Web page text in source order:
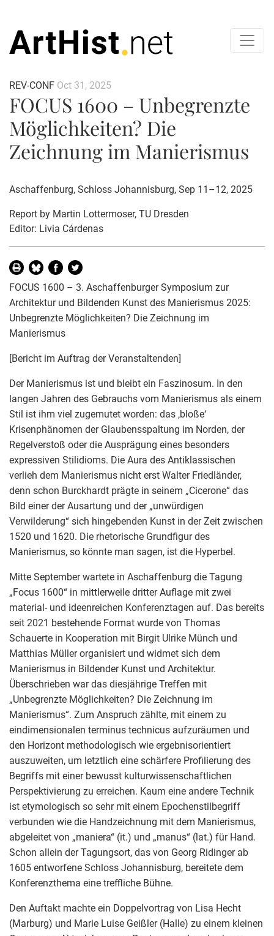
REV-CONF Oct 31, 2025
FOCUS 1600 – Unbegrenzte
Möglichkeiten? Die
Zeichnung im Manierismus
Aschaffenburg, Schloss Johannisburg, Sep 11–12, 2025
Report by Martin Lottermoser, TU Dresden
Editor: Livia Cárdenas
FOCUS 1600 – 3. Aschaffenburger Symposium zur
Architektur und Bildenden Kunst des Manierismus 2025:
Unbegrenzte Möglichkeiten? Die Zeichnung im
Manierismus
[Bericht im Auftrag der Veranstaltenden]
Der Manierismus ist und bleibt ein Faszinosum. In den
langen Jahren des Gebrauchs vom Manierismus als einem
Stil ist ihm viel zugemutet worden: das ‚bloße‘
Krisenphänomen der Glaubensspaltung im Norden, der
Regelverstoß oder die Ausprägung eines besonders
expressiven Stilidioms. Die Aura des Antiklassischen
verlieh dem Manierismus nicht erst Walter Friedländer,
denn schon Burckhardt prägte in seinem „Cicerone“ das
Bild einer der Ausartung und der „unwürdigen
Verwilderung“ sich hingebenden Kunst in der Zeit zwischen
1520 und 1620. Die rhetorische Grundfigur des
Manierismus, so könnte man sagen, ist die Hyperbel.
Mitte September wartete in Aschaffenburg die Tagung
„Focus 1600“ in mittlerweile dritter Auflage mit zwei
material- und ideenreichen Konferenztagen auf. Das bereits
seit 2021 bestehende Format wurde von Thomas
Schauerte in Kooperation mit Birgit Ulrike Münch und
Matthias Müller organisiert und widmet sich dem
Manierismus in Bildender Kunst und Architektur.
Überschrieben war das diesjährige Treffen mit
„Unbegrenzte Möglichkeiten? Die Zeichnung im
Manierismus“. Zum Anspruch zählte, mit einem zu
eindimensionalen terminus technicus aufzuräumen und
den Horizont methodologisch wie ergebnisorientiert
auszuweiten, um letztlich eine schärfere Profilierung des
Begriffs mit einer bewusst kulturwissenschaftlichen
Perspektivierung zu erreichen. Kaum eine andere Technik
ist etymologisch so sehr mit einem Epochenstilbegriff
verbunden wie die Handzeichnung mit dem Manierismus,
abgeleitet von „maniera“ (it.) und „manus“ (lat.) für Hand.
Schon allein der Tagungsort, das von Georg Ridinger ab
1605 entworfene Schloss Johannisburg, bereitete dem
Konferenzthema eine treffliche Bühne.
Den Auftakt machte ein Doppelvortrag von Lisa Hecht
(Marburg) und Marie Luise Geißler (Halle) zu einem kleinen